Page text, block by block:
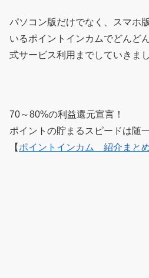
パソコン版だけでなく、スマホ
いるポイントインカムでどんど
式サービス利用までしていきま
70～80%の利益還元宣言！
ポイントの貯まるスピードは随
【 ポイントインカム 紹介まと